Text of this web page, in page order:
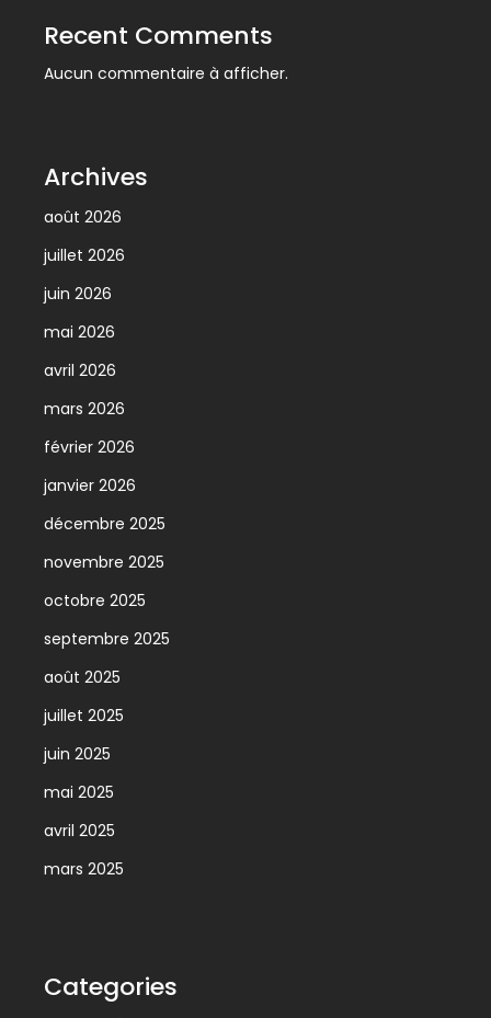
Recent Comments
Aucun commentaire à afficher.
Archives
août 2026
juillet 2026
juin 2026
mai 2026
avril 2026
mars 2026
février 2026
janvier 2026
décembre 2025
novembre 2025
octobre 2025
septembre 2025
août 2025
juillet 2025
juin 2025
mai 2025
avril 2025
mars 2025
Categories